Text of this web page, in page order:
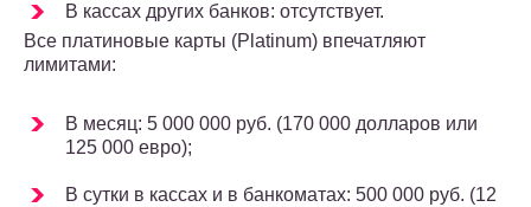
В кассах других банков: отсутствует.
Все платиновые карты (Platinum) впечатляют
лимитами:
В месяц: 5 000 000 руб. (170 000 долларов или
125 000 евро);
В сутки в кассах и в банкоматах: 500 000 руб. (12